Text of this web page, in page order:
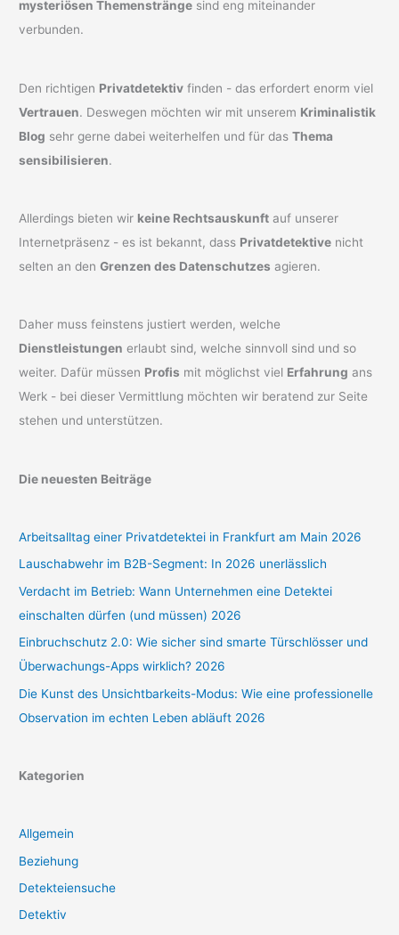
mysteriösen Themenstränge sind eng miteinander
verbunden.
Den richtigen Privatdetektiv finden - das erfordert enorm viel
Vertrauen. Deswegen möchten wir mit unserem Kriminalistik
Blog sehr gerne dabei weiterhelfen und für dasThema
sensibilisieren.
Allerdings bieten wir keine Rechtsauskunft auf unserer
Internetpräsenz - es ist bekannt, dass Privatdetektive nicht
selten an denGrenzen des Datenschutzes agieren.
Daher muss feinstens justiert werden, welche
Dienstleistungen erlaubt sind, welche sinnvoll sind und so
weiter. Dafür müssen Profis mit möglichst viel Erfahrung ans
Werk - bei dieser Vermittlung möchten wir beratend zur Seite
stehen und unterstützen.
Die neuesten Beiträge
Arbeitsalltag einer Privatdetektei in Frankfurt am Main 2026
Lauschabwehr im B2B-Segment: In 2026 unerlässlich
Verdacht im Betrieb: Wann Unternehmen eine Detektei
einschalten dürfen (und müssen) 2026
Einbruchschutz 2.0: Wie sicher sind smarte Türschlösser und
Überwachungs-Apps wirklich? 2026
Die Kunst des Unsichtbarkeits-Modus: Wie eine professionelle
Observation im echten Leben abläuft 2026
Kategorien
Allgemein
Beziehung
Detekteiensuche
Detektiv